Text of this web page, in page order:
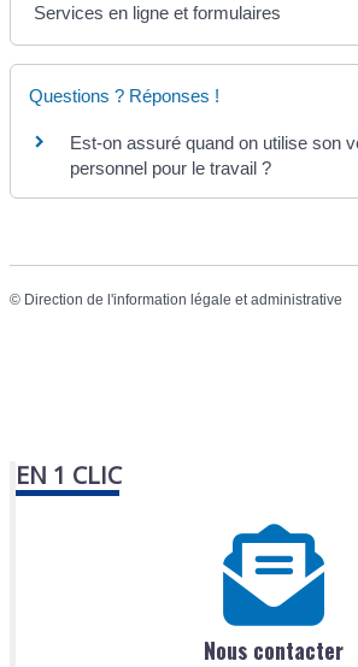
Services en ligne et formulaires
Questions ? Réponses !
Est-on assuré quand on utilise son
personnel pour le travail ?
© Direction de l'information légale et administrative
EN 1 CLIC
Nous contacter